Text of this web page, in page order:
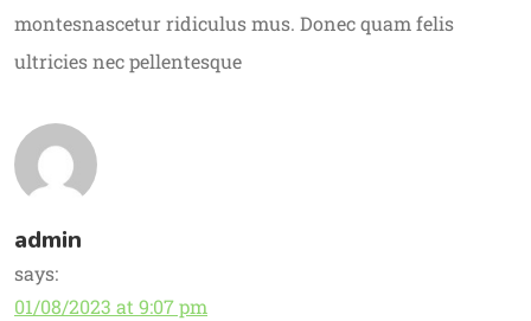
montesnascetur ridiculus mus. Donec quam felis
ultricies nec pellentesque
admin
says:
01/08/2023 at 9:07 pm